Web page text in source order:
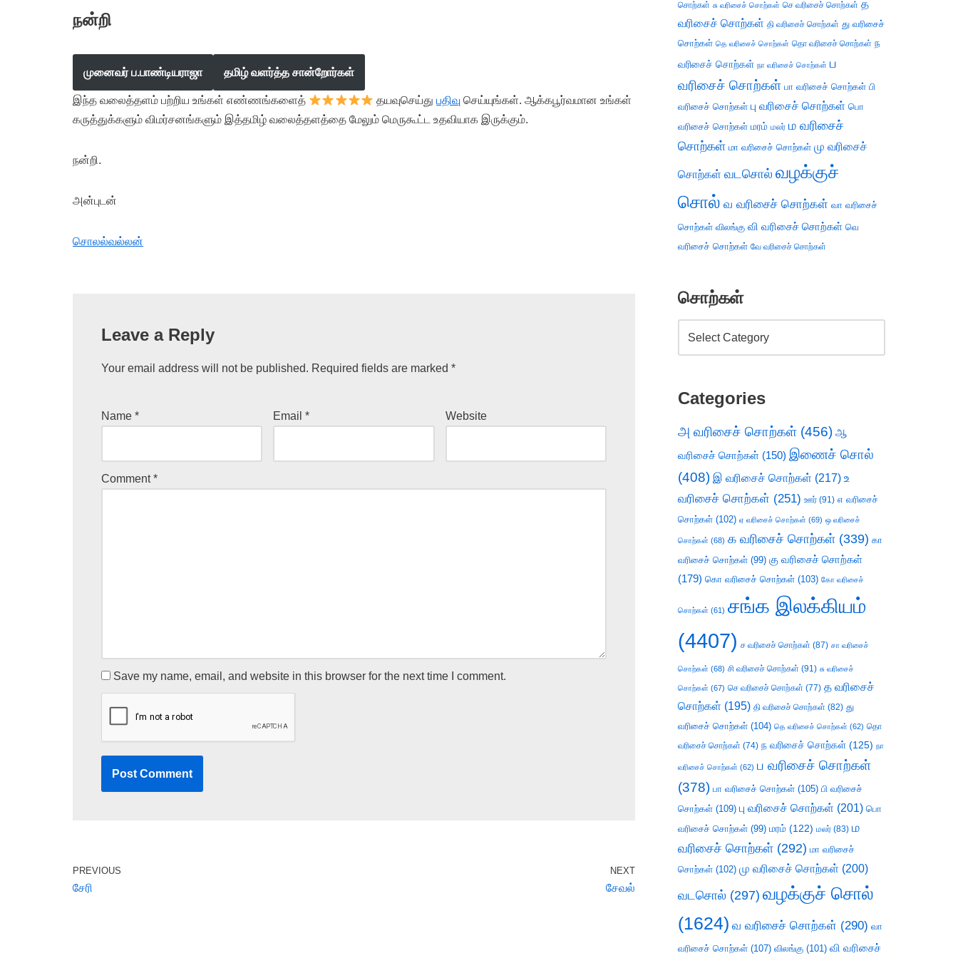
நன்றி
முனைவர் ப.பாண்டியராஜா தமிழ் வளர்த்த சான்றோர்கள்
இந்த வலைத்தளம் பற்றிய உங்கள் எண்ணங்களைத் தயவுசெய்துபதிவு செய்யுங்கள். ஆக்கபூர்வமான உங்கள்
கருத்துக்களும் விமர்சனங்களும் இத்தமிழ் வலைத்தளத்தை மேலும் மெருகூட்ட உதவியாக இருக்கும்.
நன்றி.
அன்புடன்
சொலல்வல்லன்
Leave a Reply
Your email address will not be published. Required fields are marked *
Name * Email* Website
Comment*
Save my name, email, and website in this browser for the next time I comment.
PREVIOUS
சேரி
NEXT
சேவல்
சொற்கள் சு வரிசைச் சொற்கள் செ வரிசைச் சொற்கள் த
வரிசைச் சொற்கள் தி வரிசைச் சொற்கள் து வரிசைச்
சொற்கள் தெ வரிசைச் சொற்கள் தொ வரிசைச் சொற்கள் ந
வரிசைச் சொற்கள் நா வரிசைச் சொற்கள் ப
வரிசைச் சொற்கள் பா வரிசைச் சொற்கள் பி
வரிசைச் சொற்கள் பு வரிசைச் சொற்கள் பொ
வரிசைச் சொற்கள் மரம் மலர் ம வரிசைச்
சொற்கள் மா வரிசைச் சொற்கள் மு வரிசைச்
சொற்கள் வடசொல் வழக்குச்
சொல் வ வரிசைச் சொற்கள் வா வரிசைச்
சொற்கள் விலங்கு வி வரிசைச் சொற்கள் வெ
வரிசைச் சொற்கள் வே வரிசைச் சொற்கள்
சொற்கள்
Categories
அ வரிசைச் சொற்கள் (456) ஆ
வரிசைச் சொற்கள் (150) இணைச் சொல்
(408) இ வரிசைச் சொற்கள் (217) உ
வரிசைச் சொற்கள் (251) ஊர் (91) எ வரிசைச்
சொற்கள் (102) ஏ வரிசைச் சொற்கள் (69) ஒ வரிசைச்
சொற்கள் (68) க வரிசைச் சொற்கள் (339) கா
வரிசைச் சொற்கள் (99) கு வரிசைச் சொற்கள்
(179) கொ வரிசைச் சொற்கள் (103) கோ வரிசைச்
சொற்கள் (61) சங்க இலக்கியம்
(4407) ச வரிசைச் சொற்கள் (87) சா வரிசைச்
சொற்கள் (68) சி வரிசைச் சொற்கள் (91) சு வரிசைச்
சொற்கள் (67) செ வரிசைச் சொற்கள் (77) த வரிசைச்
சொற்கள் (195) தி வரிசைச் சொற்கள் (82) து
வரிசைச் சொற்கள் (104) தெ வரிசைச் சொற்கள் (62) தொ
வரிசைச் சொற்கள் (74) ந வரிசைச் சொற்கள் (125) நா
வரிசைச் சொற்கள் (62) ப வரிசைச் சொற்கள்
(378) பா வரிசைச் சொற்கள் (105) பி வரிசைச்
சொற்கள் (109) பு வரிசைச் சொற்கள் (201) பொ
வரிசைச் சொற்கள் (99) மரம் (122) மலர் (83) ம
வரிசைச் சொற்கள் (292) மா வரிசைச்
சொற்கள் (102) மு வரிசைச் சொற்கள் (200)
வடசொல் (297) வழக்குச் சொல்
(1624) வ வரிசைச் சொற்கள் (290) வா
வரிசைச் சொற்கள் (107) விலங்கு (101) வி வரிசைச்